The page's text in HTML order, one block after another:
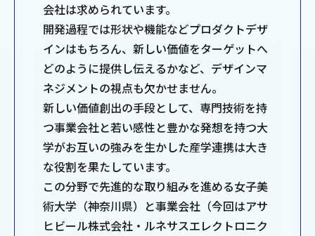
会社は求められています。
開発過程では形状や機能などプロダクトデザ
インはもちろん、新しい価値をターゲットへ
どのように提供し伝えるかなど、デザインマ
ネジメントの視点も欠かせません。
新しい価値創出の手段として、専門技術を持
つ事業会社と若い感性と豊かな発想を持つ大
学がお互いの強みを生かした産学連携は大き
な役割を果たしています。
この分野で先進的な取り組みを進める女子美
術大学（神奈川県）と事業会社（今回はアサ
ヒビール株式会社・ルネサスエレクトロニク